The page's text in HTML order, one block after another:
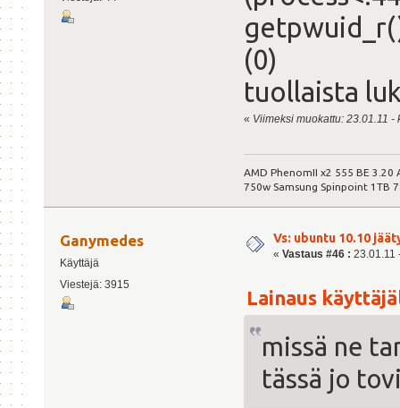
(0)
tuollaista
« Viimeksi muokattu: 23.01.11
AMD PhenomII x2 555 BE 3.20
750w Samsung Spinpoint 1TB
Ganymedes
Käyttäjä
Viestejä: 3915
Vs: ubuntu 10.10
« Vastaus #46 : 23.01.11
Lainaus
missä ne
tässä jo